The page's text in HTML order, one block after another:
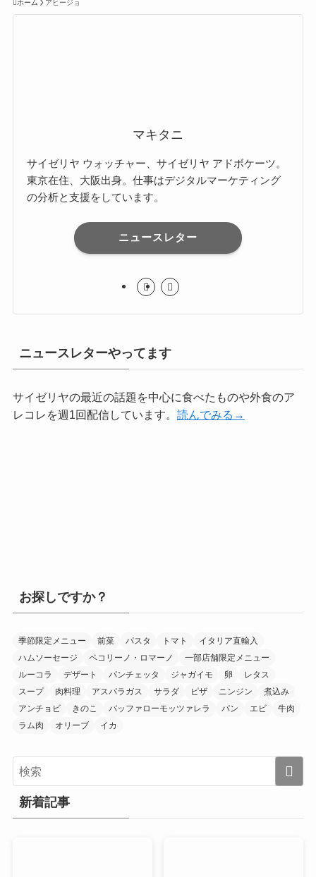
ホーム アヒージョ
マキタニ
サイゼリヤ ウォッチャー、サイゼリヤ アドボケーツ。
東京在住、大阪出身。仕事はデジタルマーケティング
の分析と支援をしています。
ニュースレター
ニュースレターやってます
サイゼリヤの最近の話題を中心に食べたものや外食のア
レコレを週1回配信しています。 読んでみる→
お探しですか？
季節限定メニュー 前菜 パスタ トマト
イタリア直輸入
ハムソーセージ
ペコリーノ・ロマーノ
一部店舗限定メニュー
ルーコラ
デザート パンチェッタ ジャガイモ 卵
レタス
スープ
肉料理 アスパラガス サラダ ピザ ニンジン
煮込み
アンチョビ
きのこ バッファローモッツァレラ パン エビ
牛肉
ラム肉
オリーブ イカ
新着記事